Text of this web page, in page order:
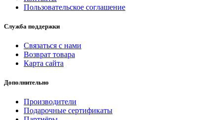
Пользовательское соглашение
Служба поддержки
Связаться с нами
Возврат товара
Карта сайта
Дополнительно
Производители
Подарочные сертификаты